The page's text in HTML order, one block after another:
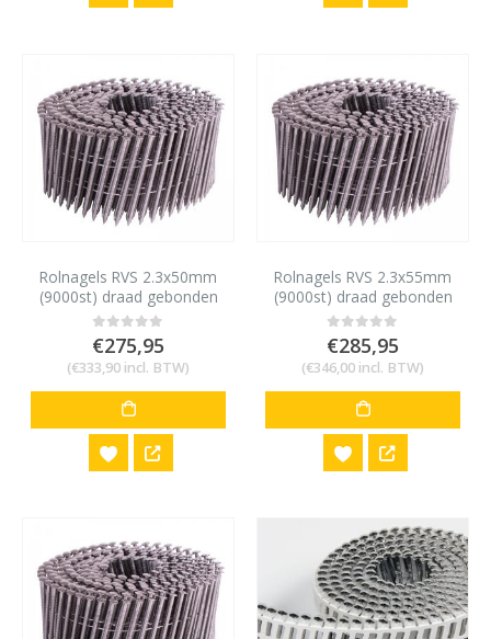
Rolnagels RVS 2.3x50mm
(9000st) draad gebonden
bolkop vlakke rol
0out of 5
€275,95
(€333,90 incl. BTW)
Rolnagels RVS 2.3x55mm
(9000st) draad gebonden
bolkop vlakke rol
0out of 5
€285,95
(€346,00 incl. BTW)